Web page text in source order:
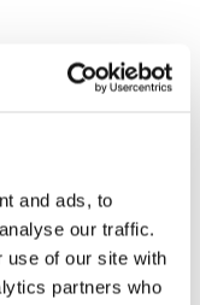
and ads, to
our traffic.
use of our site with
partners who